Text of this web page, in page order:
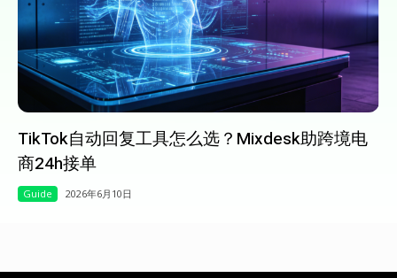
TikTok自动回复工具怎么选？Mixdesk助跨境电
商24h接单
Guide 2026年6月10日